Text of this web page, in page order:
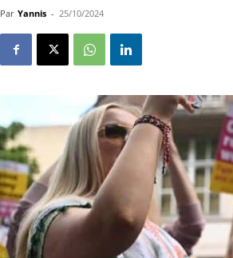
Par Yannis - 25/10/2024